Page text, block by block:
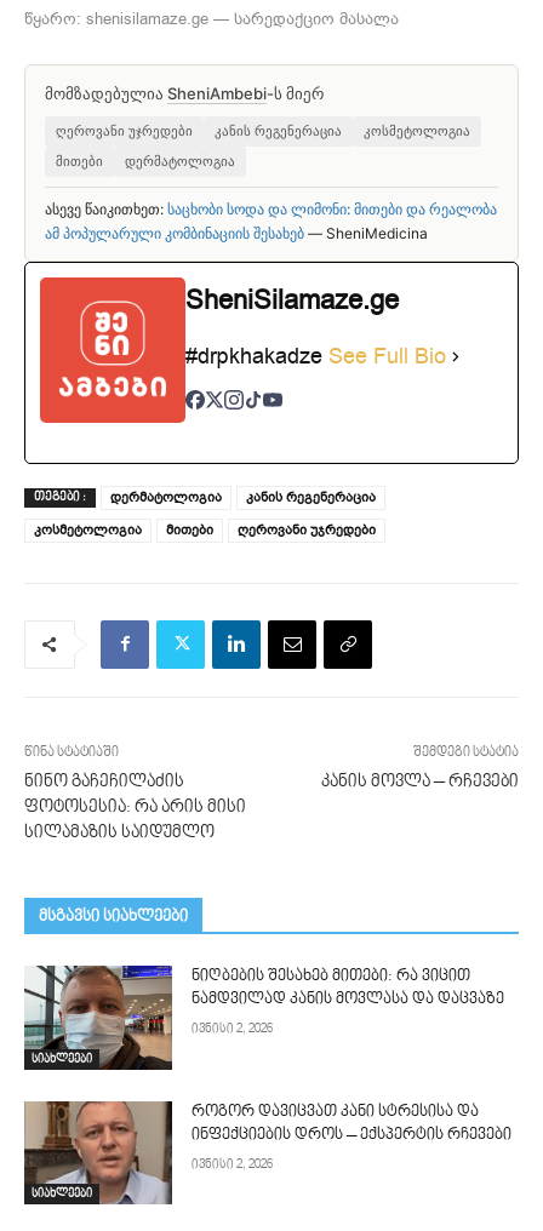
წყარო: shenisilamaze.ge — სარედაქციო მასალა
მომზადებულია SheniAmbebi-ს მიერ
ღეროვანი უჯრედები კანის რეგენერაცია
კოსმეტოლოგია
მითები
დერმატოლოგია
ასევე წაიკითხეთ: საცხობი სოდა და ლიმონი: მითები და რეალობა
ამ პოპულარული კომბინაციის შესახებ — SheniMedicina
SheniSilamaze.ge
#drpkhakadze See Full Bio
ᲗᲔᲒᲔᲑᲘ : დერმატოლოგია
კანის რეგენერაცია
კოსმეტოლოგია
მითები ღეროვანი უჯრედები
წინა სტატიაში
ნინო გაჩეჩილაძის
ფოტოსესია: რა არის მისი
სილამაზის საიდუმლო
შემდეგი სტატია
კანის მოვლა – რჩევები
მსგავსი სიახლეები
სიახლეები
ნიღბების შესახებ მითები: რა ვიცით
ნამდვილად კანის მოვლასა და დაცვაზე
ივნისი 2, 2026
სიახლეები
როგორ დავიცვათ კანი სტრესისა და
ინფექციების დროს – ექსპერტის რჩევები
ივნისი 2, 2026